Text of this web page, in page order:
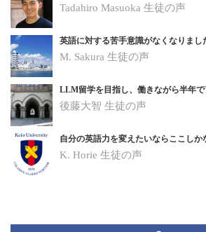
Tadahiro Masuoka 生徒の声
英語に対する苦手意識がなくなりまし
M. Sakura 生徒の声
LLM留学を目指し、働きながら半年
後藤大智 生徒の声
自分の英語力を変えたいならここしか
K. Horie 生徒の声